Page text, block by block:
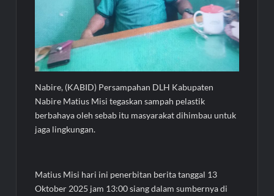
Nabire, (KABID) Persampahan DLH Kabupaten
Nabire Matius Misi tegaskan sampah pelastik
berbahaya oleh sebab itu masyarakat dihimbau untuk
jaga lingkungan.
Matius Misi hari ini penerbitan berita tanggal 13
Oktober 2025 jam 13:00 siang dalam sumbernya di